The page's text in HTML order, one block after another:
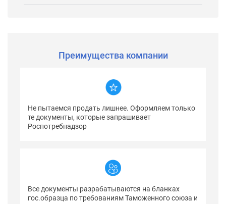
Преимущества компании
Не пытаемся продать лишнее. Оформляем только
те документы, которые запрашивает
Роспотребнадзор
Все документы разрабатываются на бланках
гос.образца по требованиям Таможенного союза и